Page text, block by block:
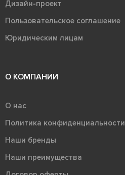
Дизайн-проект
Пользовательское соглашение
Юридическим лицам
О КОМПАНИИ
О нас
Политика конфиденциальности
Наши бренды
Наши преимущества